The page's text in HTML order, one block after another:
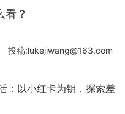
？
投稿:lukejiwang@163.com
：以小红卡为钥，探索差